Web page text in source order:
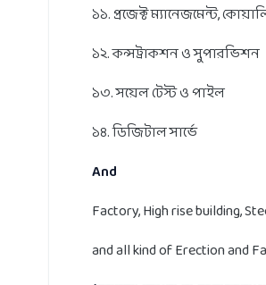
১১. প্রজেক্ট ম্যানেজমেন্ট,
১২. কন্সট্রাকশন ও সুপারভিশন
১৩. সয়েল টেস্ট ও পাইল
১৪. ডিজিটাল সার্ভে
And
Factory, High rise building,
and all kind of Erection and